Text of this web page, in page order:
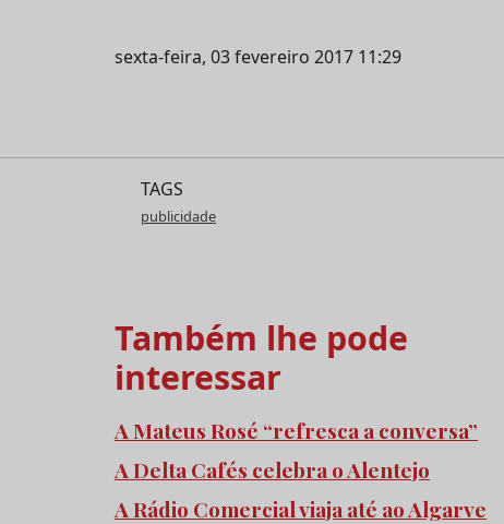
sexta-feira, 03 fevereiro 2017 11:29
TAGS
publicidade
Também lhe pode
interessar
A Mateus Rosé “refresca a conversa”
A Delta Cafés celebra o Alentejo
A Rádio Comercial viaja até ao Algarve